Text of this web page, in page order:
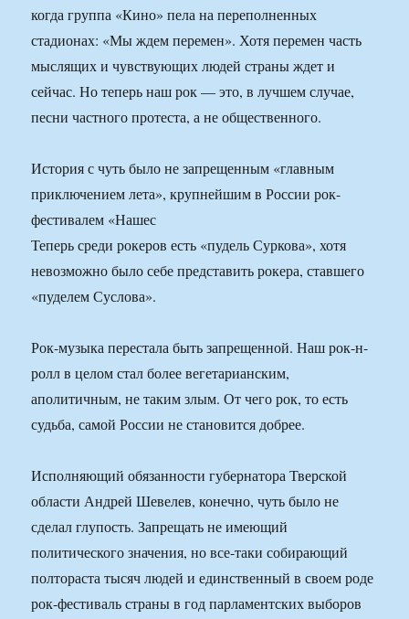
когда группа «Кино» пела на переполненных
стадионах: «Мы ждем перемен». Хотя перемен часть
мыслящих и чувствующих людей страны ждет и
сейчас. Но теперь наш рок — это, в лучшем случае,
песни частного протеста, а не общественного.
История с чуть было не запрещенным «главным
приключением лета», крупнейшим в России рок-
фестивалем «Нашес
Теперь среди рокеров есть «пудель Суркова», хотя
невозможно было себе представить рокера, ставшего
«пуделем Суслова».
Рок-музыка перестала быть запрещенной. Наш рок-н-
ролл в целом стал более вегетарианским,
аполитичным, не таким злым. От чего рок, то есть
судьба, самой России не становится добрее.
Исполняющий обязанности губернатора Тверской
области Андрей Шевелев, конечно, чуть было не
сделал глупость. Запрещать не имеющий
политического значения, но все-таки собирающий
полтораста тысяч людей и единственный в своем роде
рок-фестиваль страны в год парламентских выборов